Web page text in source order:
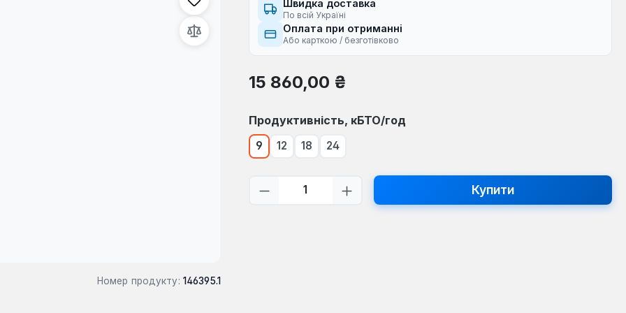
Номер продукту: 146395.1
Швидка доставка
По всій Україні
Оплата при отриманні
Або карткою / безготівково
Звичайна ціна:
15 860,00 ₴
Виберіть
Продуктивність, кБТО/год
9 12 18 24
Кількість товару: Введіть потрібну
Купити